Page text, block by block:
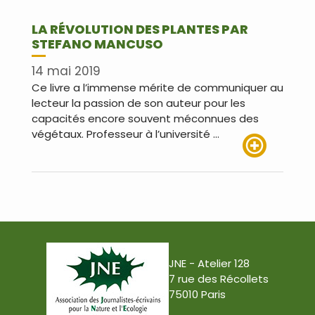
LA RÉVOLUTION DES PLANTES PAR
STEFANO MANCUSO
14 mai 2019
Ce livre a l’immense mérite de communiquer au
lecteur la passion de son auteur pour les
capacités encore souvent méconnues des
végétaux. Professeur à l’université …
JNE - Atelier 128
7 rue des Récollets
75010 Paris